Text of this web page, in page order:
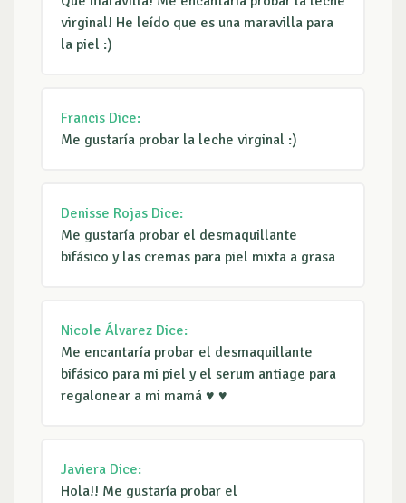
virginal! He leído que es una maravilla para
la piel :)
Francis Dice:
Me gustaría probar la leche virginal :)
Denisse Rojas Dice:
Me gustaría probar el desmaquillante
bifásico y las cremas para piel mixta a grasa
Nicole Álvarez Dice:
Me encantaría probar el desmaquillante
bifásico para mi piel y el serum antiage para
regalonear a mi mamá ♥ ♥
Javiera Dice:
Hola!! Me gustaría probar el